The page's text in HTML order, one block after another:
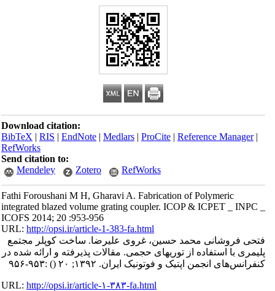
Download citation:
BibTeX|RIS|EndNote|Medlars|ProCite|Reference Manager
RefWorks
Send citation to:
Mendeley
Zotero RefWorks
Fathi Foroushani M H, Gharavi A. Fabrication of Polymeric
integrated blazed volume grating coupler. ICOP & ICPET _ INPC _
ICOFS 2014; 20 :953-956
URL:http://opsi.ir/article-1-383-fa.html
فتحی فروشانی محمد حسین، غروی علیرضا. ساخت کوپلر مجتمع
پلیمری با استفاده از توریهای حجمی. مقالات پذیرفته و ارائه شده در
کنفرانس‌های انجمن اپتیک و فوتونیک ایران. ۱۳۹۲; ۲۰
() :۹۵۳-۹۵۶
URL:http://opsi.ir/article-۱-۳۸۳-fa.html